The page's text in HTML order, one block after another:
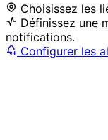
Choisissez les
Définissez une
notifications.
Configurer les